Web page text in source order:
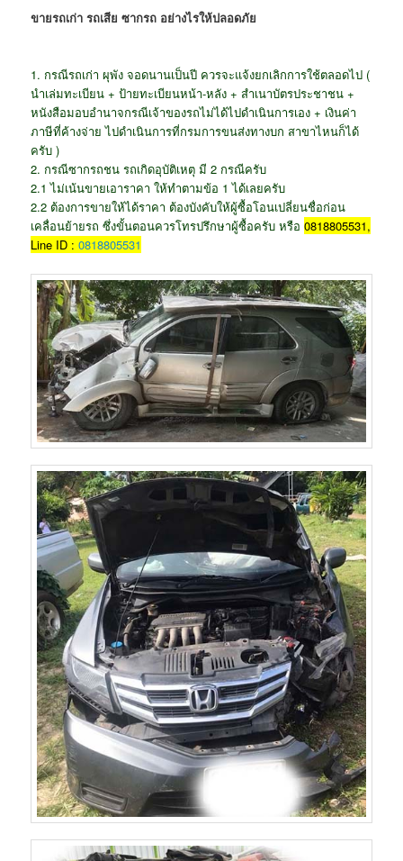
ขายรถเก่า รถเสีย ซากรถ อย่างไรให้ปลอดภัย
1. กรณีรถเก่า ผุพัง จอดนานเป็นปี ควรจะแจ้งยกเลิกการใช้ตลอดไป (
นำเล่มทะเบียน + ป้ายทะเบียนหน้า-หลัง + สำเนาบัตรประชาชน +
หนังสือมอบอำนาจกรณีเจ้าของรถไม่ได้ไปดำเนินการเอง + เงินค่า
ภาษีที่ค้างจ่าย ไปดำเนินการที่กรมการขนส่งทางบก สาขาไหนก็ได้
ครับ )
2. กรณีซากรถชน รถเกิดอุบัติเหตุ มี 2 กรณีครับ
2.1 ไม่เน้นขายเอาราคา ให้ทำตามข้อ 1 ได้เลยครับ
2.2 ต้องการขายให้ได้ราคา ต้องบังคับให้ผู้ซื้อโอนเปลี่ยนชื่อก่อน
เคลื่อนย้ายรถ ซึ่งขั้นตอนควรโทรปรึกษาผู้ซื้อครับ หรือ0818805531,
Line ID :0818805531